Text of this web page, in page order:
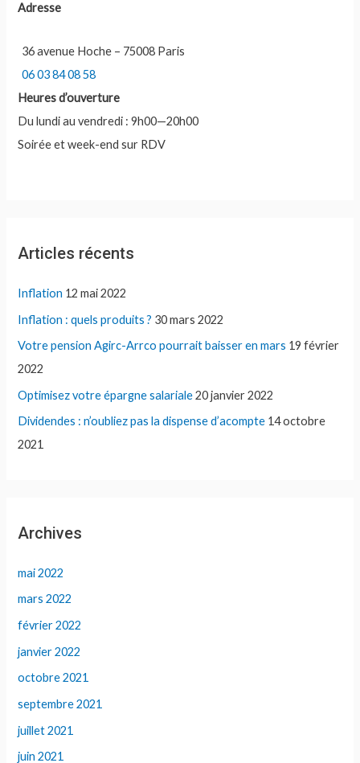
e
r
:
Adresse
36 avenue Hoche – 75008 Paris
06 03 84 08 58
Heures d’ouverture
Du lundi au vendredi : 9h00—20h00
Soirée et week-end sur RDV
Articles récents
Inflation 12 mai 2022
Inflation : quels produits ? 30 mars 2022
Votre pension Agirc-Arrco pourrait baisser en mars 19 février
2022
Optimisez votre épargne salariale 20 janvier 2022
Dividendes : n’oubliez pas la dispense d’acompte 14 octobre
2021
Archives
mai 2022
mars 2022
février 2022
janvier 2022
octobre 2021
septembre 2021
juillet 2021
juin 2021